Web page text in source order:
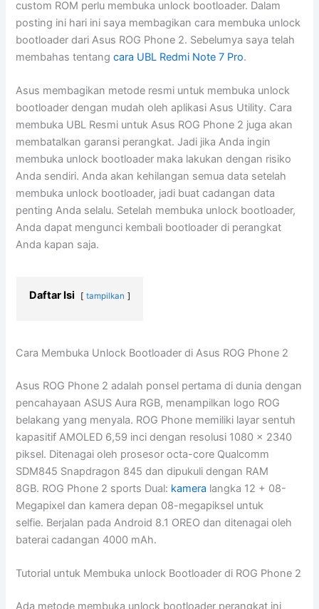
custom ROM perlu membuka unlock bootloader. Dalam
posting ini hari ini saya membagikan cara membuka unlock
bootloader dari Asus ROG Phone 2. Sebelumya saya telah
membahas tentangcara UBL Redmi Note 7 Pro.
Asus membagikan metode resmi untuk membuka unlock
bootloader dengan mudah oleh aplikasi Asus Utility. Cara
membuka UBL Resmi untuk Asus ROG Phone 2 juga akan
membatalkan garansi perangkat. Jadi jika Anda ingin
membuka unlock bootloader maka lakukan dengan risiko
Anda sendiri. Anda akan kehilangan semua data setelah
membuka unlock bootloader, jadi buat cadangan data
penting Anda selalu. Setelah membuka unlock bootloader,
Anda dapat mengunci kembali bootloader di perangkat
Anda kapan saja.
Daftar Isi tampilkan
Cara Membuka Unlock Bootloader di Asus ROG Phone 2
Asus ROG Phone 2 adalah ponsel pertama di dunia dengan
pencahayaan ASUS Aura RGB, menampilkan logo ROG
belakang yang menyala. ROG Phone memiliki layar sentuh
kapasitif AMOLED 6,59 inci dengan resolusi 1080 x 2340
piksel. Ditenagai oleh prosesor octa-core Qualcomm
SDM845 Snapdragon 845 dan dipukuli dengan RAM
8GB. ROG Phone 2 sports Dual: kamera langka 12 + 08-
Megapixel dan kamera depan 08-megapiksel untuk
selfie. Berjalan pada Android 8.1 OREO dan ditenagai oleh
baterai cadangan 4000 mAh.
Tutorial untuk Membuka unlock Bootloader di ROG Phone 2
Ada metode membuka unlock bootloader perangkat ini